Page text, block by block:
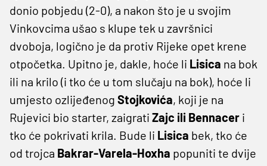
donio pobjedu (2-0), a nakon što je u svojim
Vinkovcima ušao s klupe tek u završnici
dvoboja, logično je da protiv Rijeke opet krene
otpočetka. Upitno je, dakle, hoće li Lisica na bok
ili na krilo (i tko će u tom slučaju na bok), hoće li
umjesto ozlijeđenog Stojkovića, koji je na
Rujevici bio starter, zaigrati Zajc ili Bennacer i
tko će pokrivati krila. Bude li Lisica bek, tko će
od trojca Bakrar-Varela-Hoxha popuniti te dvije